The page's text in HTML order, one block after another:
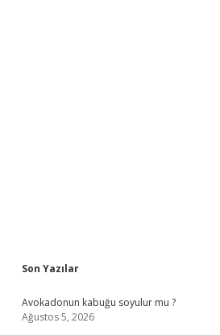
Sidebar
Son Yazılar
Avokadonun kabuğu soyulur mu ?
Ağustos 5, 2026